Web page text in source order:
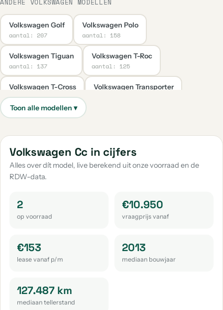
ANDERE VOLKSWAGEN MODELLEN
Volkswagen Golf
aantal: 207
Volkswagen Polo
aantal: 158
Volkswagen Tiguan
aantal: 137
Volkswagen T-Roc
aantal: 125
Volkswagen T-Cross
aantal: 67
Volkswagen Transporter
Volkswagen Caddy
Volkswagen Taigo
aantal: 29
Volkswagen Caddy Maxi
aantal: 23
Volkswagen Passat
Volkswagen Passat Variant
aantal: 16
Volkswagen Tayron
aantal: 14
aantal: 14 aantal: 14
Volkswagen Arteon
Volkswagen Cc in cijfers
Alles over dít model, live berekend uit onze voorraad en de
RDW-data.
2
op voorraad
€10.950
vraagprijs vanaf
€153
lease vanaf p/m
2013
mediaan bouwjaar
127.487 km
mediaan tellerstand